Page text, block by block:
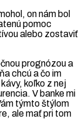
on nám bol
pomoc
alebo zostaviť
prognózou a
chcú a čo im
koľko z nej
V banke mi
týmto štýlom
ale mať pri tom